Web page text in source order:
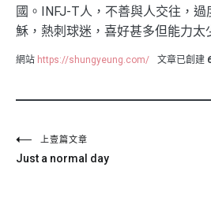
國。INFJ-T人，不善與人交往，
穌，熱刺球迷，喜好甚多但能力太
網站 https://shungyeung.com/ 文章已創建
文
章
上壹篇文章
Just a normal day